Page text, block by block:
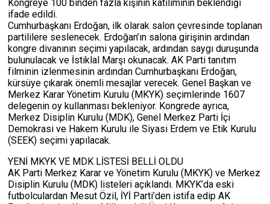
Kongreye 100 binden fazla kişinin katılımının beklendiği
ifade edildi.
Cumhurbaşkanı Erdoğan, ilk olarak salon çevresinde toplanan
partililere seslenecek. Erdoğan’ın salona girişinin ardından
kongre divanının seçimi yapılacak, ardından saygı duruşunda
bulunulacak ve İstiklal Marşı okunacak. AK Parti tanıtım
filminin izlenmesinin ardından Cumhurbaşkanı Erdoğan,
kürsüye çıkarak önemli mesajlar verecek. Genel Başkan ve
Merkez Karar Yönetim Kurulu (MKYK) seçimlerinde 1607
delegenin oy kullanması bekleniyor. Kongrede ayrıca,
Merkez Disiplin Kurulu (MDK), Genel Merkez Parti İçi
Demokrasi ve Hakem Kurulu ile Siyasi Erdem ve Etik Kurulu
(SEEK) seçimi yapılacak.
YENİ MKYK VE MDK LİSTESİ BELLİ OLDU
AK Parti Merkez Karar ve Yönetim Kurulu (MKYK) ve Merkez
Disiplin Kurulu (MDK) listeleri açıklandı. MKYK’da eski
futbolculardan Mesut Özil, İYİ Parti’den istifa edip AK